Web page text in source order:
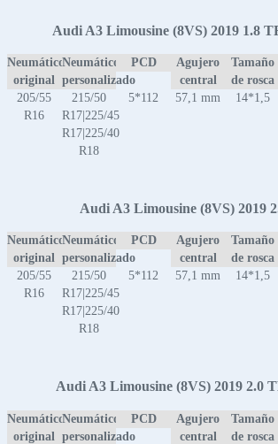
Audi A3 Limousine (8VS) 2019 1.8
Neumático
original
Neumático
personalizado
PCD
Agujero
central
Tamaño
de rosca
205/55
R16
215/50
R17|225/45
R17|225/40
R18
5*112 57,1 mm 14*1,5
Audi A3 Limousine (8VS) 2019
Neumático
original
Neumático
personalizado
PCD
Agujero
central
Tamaño
de rosca
205/55
R16
215/50
R17|225/45
R17|225/40
R18
5*112 57,1 mm 14*1,5
Audi A3 Limousine (8VS) 2019 2.0
Neumático
original
Neumático
personalizado
PCD
Agujero
central
Tamaño
de rosca